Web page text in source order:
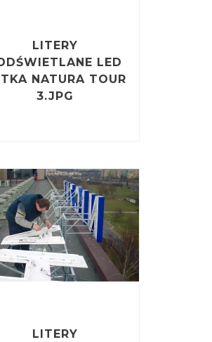
LITERY
LED
NATURA TOUR
3.JPG
LITERY